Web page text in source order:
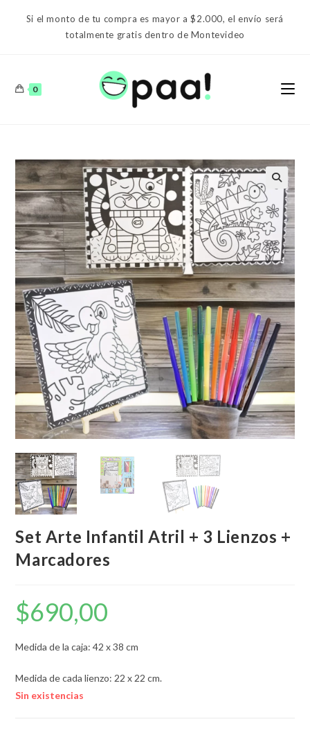
Si el monto de tu compra es mayor a $2.000, el envío será
totalmente gratis dentro de Montevideo
0
Set Arte Infantil Atril + 3 Lienzos +
Marcadores
$690,00
Medida de la caja: 42 x 38 cm
Medida de cada lienzo: 22 x 22 cm.
Sin existencias